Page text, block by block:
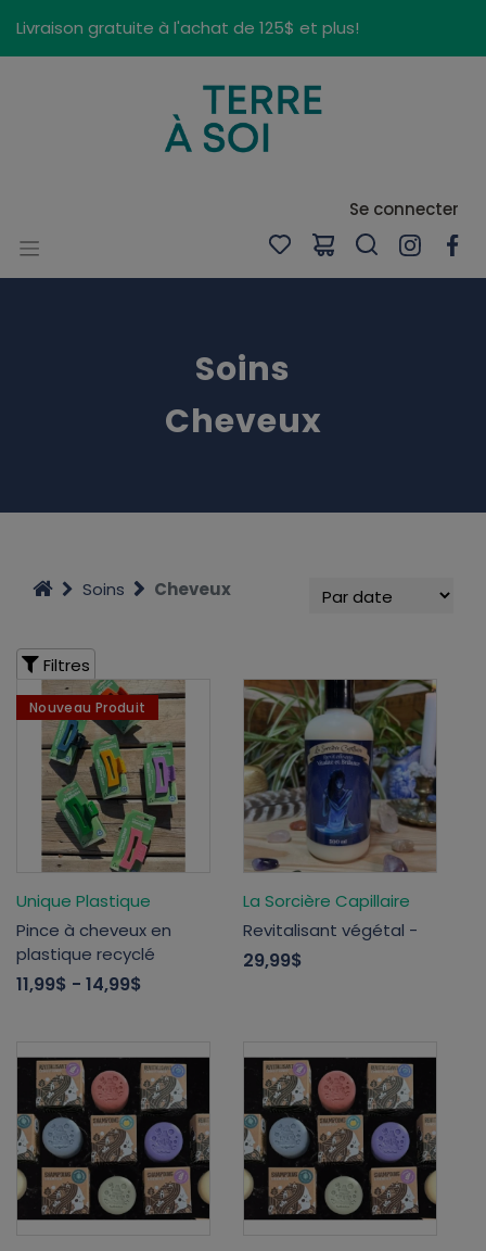
Livraison gratuite à l'achat de 125$ et plus!
Se connecter
Soins
Cheveux
Soins Cheveux
Filtres
Nouveau Produit
Unique Plastique
Pince à cheveux en
plastique recyclé
11,99$ - 14,99$
La Sorcière Capillaire
Revitalisant végétal -
29,99$